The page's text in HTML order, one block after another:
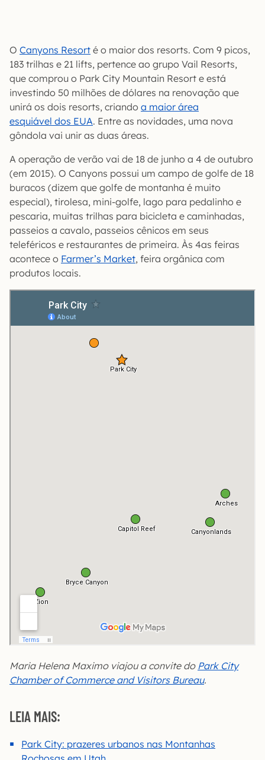
O Canyons Resort é o maior dos resorts. Com 9 picos,
183 trilhas e 21 lifts, pertence ao grupo Vail Resorts,
que comprou o Park City Mountain Resort e está
investindo 50 milhões de dólares na renovação que
unirá os dois resorts, criando a maior área
esquiável dos EUA. Entre as novidades, uma nova
gôndola vai unir as duas áreas.
A operação de verão vai de 18 de junho a 4 de outubro
(em 2015). O Canyons possui um campo de golfe de 18
buracos (dizem que golfe de montanha é muito
especial), tirolesa, mini-golfe, lago para pedalinho e
pescaria, muitas trilhas para bicicleta e caminhadas,
passeios a cavalo, passeios cênicos em seus
teleféricos e restaurantes de primeira. Às 4as feiras
acontece o Farmer’s Market, feira orgânica com
produtos locais.
Maria Helena Maximo viajou a convite do Park City
Chamber of Commerce and Visitors Bureau.
LEIA MAIS:
Park City: prazeres urbanos nas Montanhas